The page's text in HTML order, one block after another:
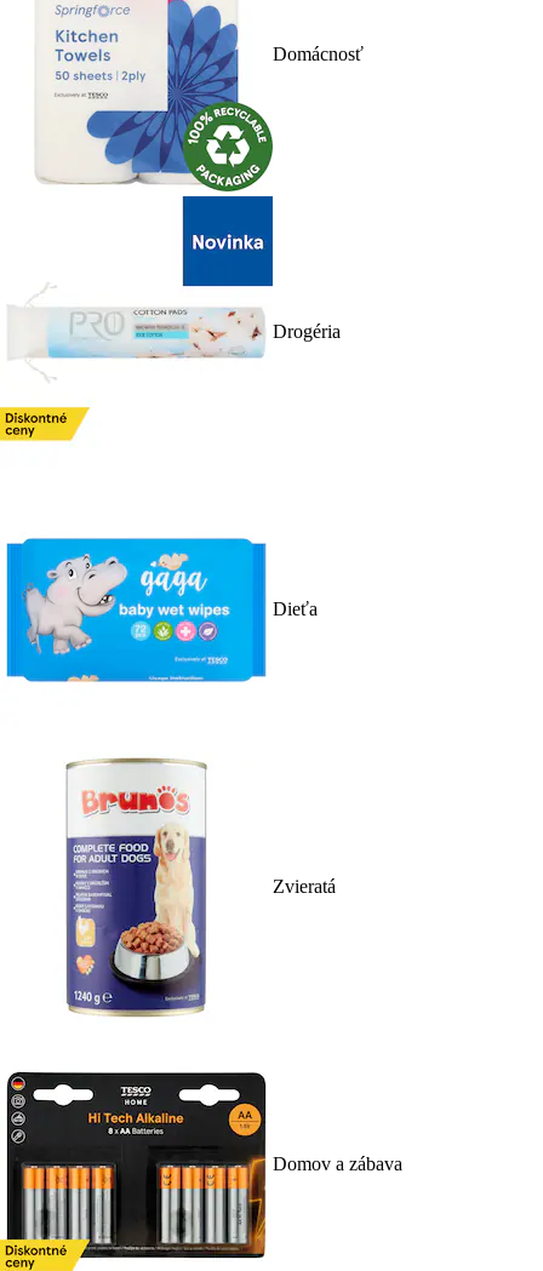
Domácnosť
Drogéria
Dieťa
Zvieratá
Domov a zábava